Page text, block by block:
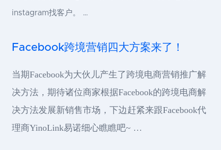
instagram找客户。 …
Facebook跨境营销四大方案来了！
当期Facebook为大伙儿产生了跨境电商营销推广解
决方法，期待诸位商家根据Facebook的跨境电商解
决方法发展新销售市场，下边赶紧来跟Facebook代
理商YinoLink易诺细心瞧瞧吧~ …